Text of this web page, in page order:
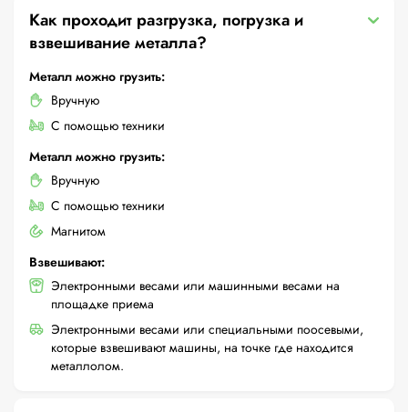
Как проходит разгрузка, погрузка и
взвешивание металла?
Металл можно грузить:
Вручную
С помощью техники
Металл можно грузить:
Вручную
С помощью техники
Магнитом
Взвешивают:
Электронными весами или машинными весами на
площадке приема
Электронными весами или специальными поосевыми,
которые взвешивают машины, на точке где находится
металлолом.